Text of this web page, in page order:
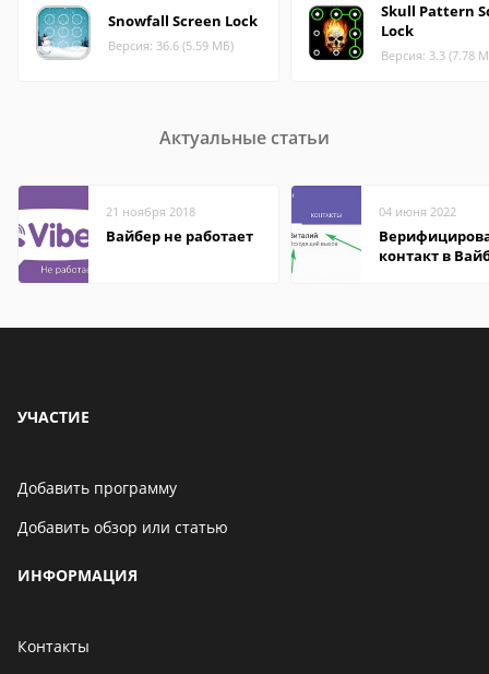
Snowfall Screen Lock
Версия: 36.6 (5.59 МБ)
Skull Pattern
Lock
Версия: 3.3 (7.78
Актуальные статьи
21 ноября 2018
Вайбер не работает
04 июня 2022
контакт в
УЧАСТИЕ
Добавить программу
Добавить обзор или статью
ИНФОРМАЦИЯ
Контакты